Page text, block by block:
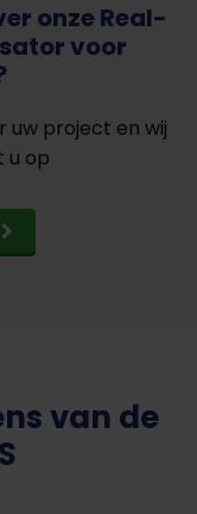
onze Real-
voor
uw project en wij
u op
van de